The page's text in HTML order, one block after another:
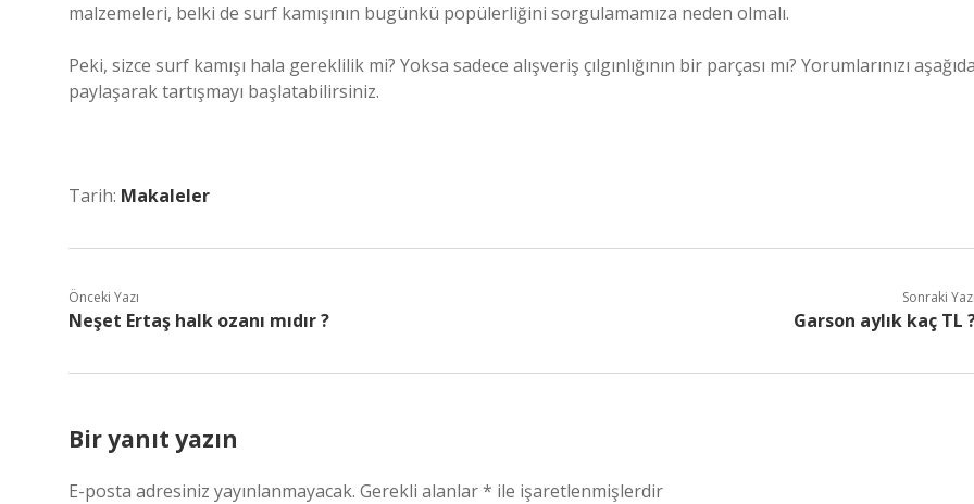
malzemeleri, belki de surf kamışının bugünkü popülerliğini sorgulamamıza neden olmalı.
Peki, sizce surf kamışı hala gereklilik mi? Yoksa sadece alışveriş çılgınlığının bir parçası mı? Yorumlarınızı
paylaşarak tartışmayı başlatabilirsiniz.
Tarih: Makaleler
Önceki Yazı
Neşet Ertaş halk ozanı mıdır ?
Sonraki
Garson aylık kaç TL
Bir yanıt yazın
E-posta adresiniz yayınlanmayacak. Gerekli alanlar* ile işaretlenmişlerdir